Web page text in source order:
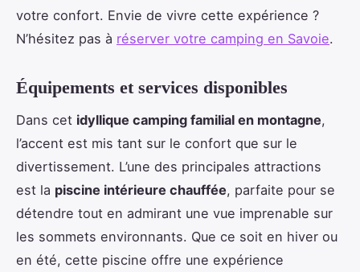
votre confort. Envie de vivre cette expérience ?
N’hésitez pas à réserver votre camping en Savoie.
Équipements et services disponibles
Dans cet idyllique camping familial en montagne,
l’accent est mis tant sur le confort que sur le
divertissement. L’une des principales attractions
est la piscine intérieure chauffée, parfaite pour se
détendre tout en admirant une vue imprenable sur
les sommets environnants. Que ce soit en hiver ou
en été, cette piscine offre une expérience